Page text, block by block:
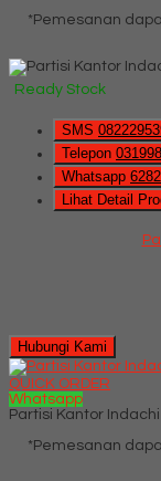
*Pemesanan
Ready Stock
SMS
Telepon
Whatsapp
Lihat Detail
Hubungi Kami
QUICK ORDER
Whatsapp
Partisi Kantor Indachi
*Pemesanan